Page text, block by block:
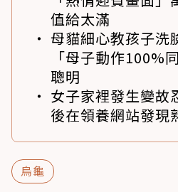
值給太滿
母貓細心教孩子洗
「母子動作100%
聰明
女子家裡發生變故
後在領養網站發現
烏龜